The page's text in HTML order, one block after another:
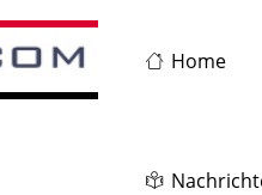
Home